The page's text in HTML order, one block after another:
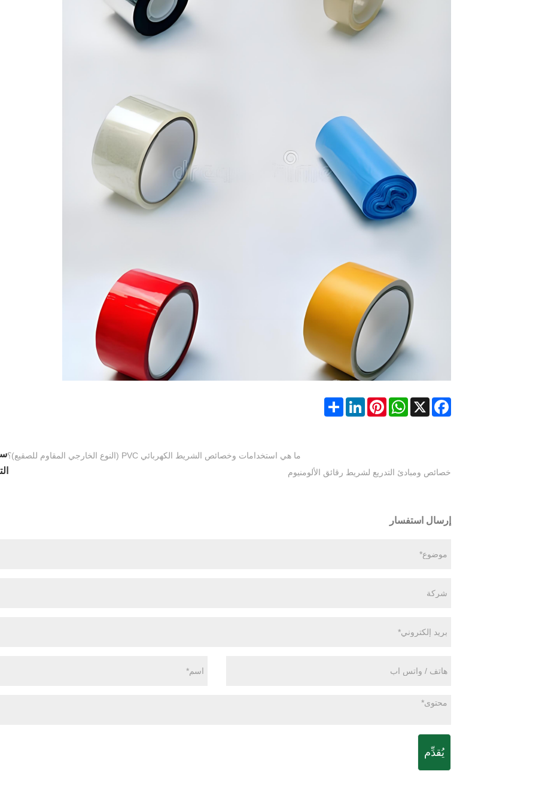
Facebook
X
WhatsApp
Pinterest
LinkedIn
Share
ما هي استخدامات وخصائص الشريط الكهربائي PVC (النوع الخارجي المقاوم للصقيع)؟
خصائص ومبادئ التدريع لشريط رقائق الألومنيوم
إرسال استفسار
يُقدِّم